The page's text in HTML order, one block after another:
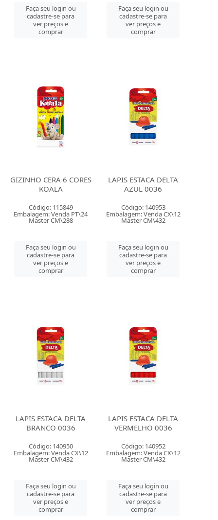
Faça seu login ou
cadastre-se para
ver preços e
comprar
Faça seu login ou
cadastre-se para
ver preços e
comprar
GIZINHO CERA 6 CORES
KOALA
Código: 115849
Embalagem: Venda PT\24
Master CM\288
Faça seu login ou
cadastre-se para
ver preços e
comprar
LAPIS ESTACA DELTA
AZUL 0036
Código: 140953
Embalagem: Venda CX\12
Master CM\432
Faça seu login ou
cadastre-se para
ver preços e
comprar
LAPIS ESTACA DELTA
BRANCO 0036
Código: 140950
Embalagem: Venda CX\12
Master CM\432
Faça seu login ou
cadastre-se para
ver preços e
comprar
LAPIS ESTACA DELTA
VERMELHO 0036
Código: 140952
Embalagem: Venda CX\12
Master CM\432
Faça seu login ou
cadastre-se para
ver preços e
comprar